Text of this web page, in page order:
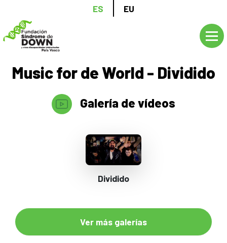
contenido
principal
ES EU
Music for de World - Dividido
Galería de vídeos
Video
Url
Dividido
Ver más galerías